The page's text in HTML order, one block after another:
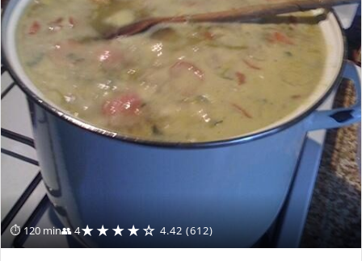
⏱ 120 min👥 4★★★★☆ 4.42 (612)